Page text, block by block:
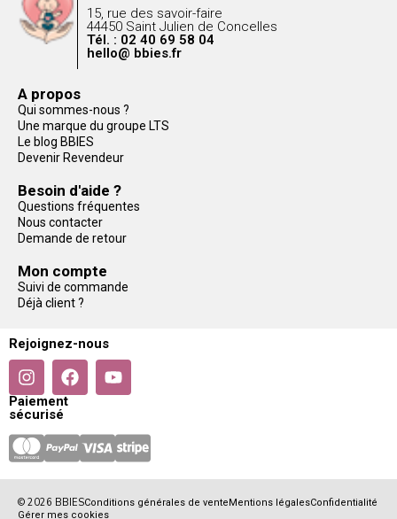
15, rue des savoir-faire
44450 Saint Julien de Concelles
Tél. : 02 40 69 58 04
hello@ bbies.fr
A propos
Qui sommes-nous ?
Une marque du groupe LTS
Le blog BBIES
Devenir Revendeur
Besoin d'aide ?
Questions fréquentes
Nous contacter
Demande de retour
Mon compte
Suivi de commande
Déjà client ?
Rejoignez-nous
Paiement
sécurisé
© 2026 BBIESConditions générales de venteMentions légalesConfidentialité
Gérer mes cookies